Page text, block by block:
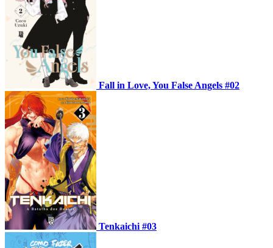
Fall in Love, You False Angels #02
Tenkaichi #03